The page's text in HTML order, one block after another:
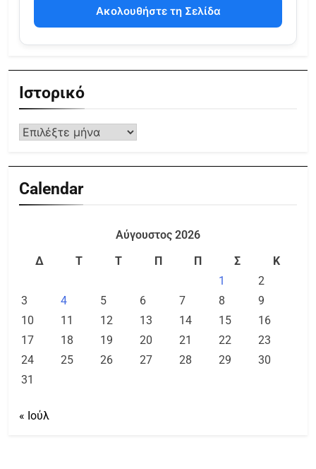
Ακολουθήστε τη Σελίδα
Ιστορικό
Calendar
Αύγουστος 2026
Δ
Τ Τ Π Π Σ
Κ
1
2
3
4 5 6 7 8
9
10
11 12 13 14 15
16
17
18 19 20 21 22
23
24
25 26 27 28 29
30
31
« Ιούλ